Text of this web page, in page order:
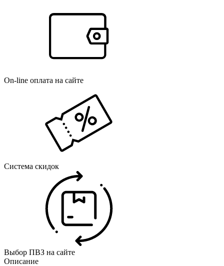
On-line оплата на сайте
Система скидок
Выбор ПВЗ на сайте
Описание